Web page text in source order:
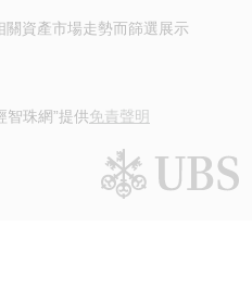
資產市場走勢而篩選展示
智珠網”提供免責聲明